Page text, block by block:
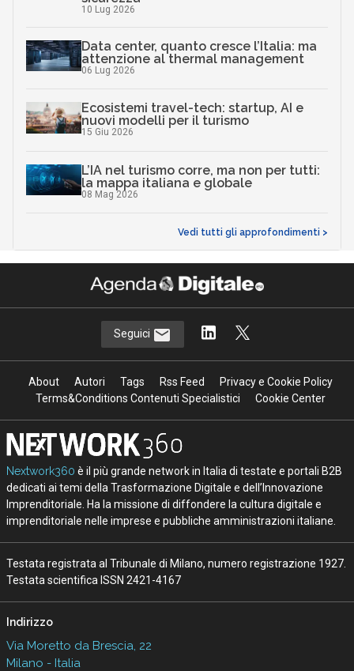
10 Lug 2026
Data center, quanto cresce l’Italia: ma
attenzione al thermal management
06 Lug 2026
Ecosistemi travel-tech: startup, AI e
nuovi modelli per il turismo
15 Giu 2026
L’IA nel turismo corre, ma non per tutti:
la mappa italiana e globale
08 Mag 2026
Vedi tutti gli approfondimenti >
Seguici
About Autori Tags Rss Feed
Privacy e Cookie Policy
Terms&Conditions Contenuti Specialistici
Cookie Center
Nextwork360 è il più grande network in Italia di testate e portali B2B
dedicati ai temi della Trasformazione Digitale e dell’Innovazione
Imprenditoriale. Ha la missione di diffondere la cultura digitale e
imprenditoriale nelle imprese e pubbliche amministrazioni italiane.
Testata registrata al Tribunale di Milano, numero registrazione 1927.
Testata scientifica ISSN 2421-4167
Indirizzo
Via Moretto da Brescia, 22
Milano - Italia